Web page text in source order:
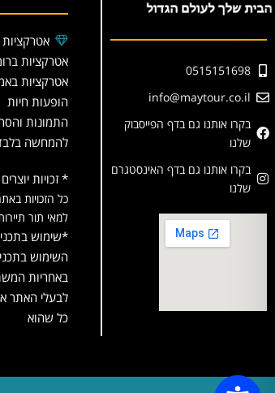
0515151698
info@maytour.co.il
בקרו אותנו גם בדף הפייסבוק
שלנו
בקרו אותנו גם בדף האינסטגרם
שלנו
אטרקציות
אטרקציות
אטרקציות
הופעות חיות
התמונות
להמחשה
* זכויות יוצרים
כל הזכויות
למאי תור
*שימוש
השימוש
באחריות
לבעלי האתר
כל שהוא